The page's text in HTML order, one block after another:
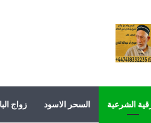
الشرعية السحر الاسود زواج